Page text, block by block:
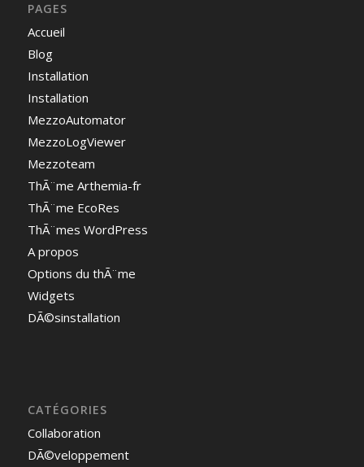
PAGES
Accueil
Blog
Installation
Installation
MezzoAutomator
MezzoLogViewer
Mezzoteam
ThÃ¨me Arthemia-fr
ThÃ¨me EcoRes
ThÃ¨mes WordPress
A propos
Options du thÃ¨me
Widgets
DÃ©sinstallation
CATÉGORIES
Collaboration
DÃ©veloppement